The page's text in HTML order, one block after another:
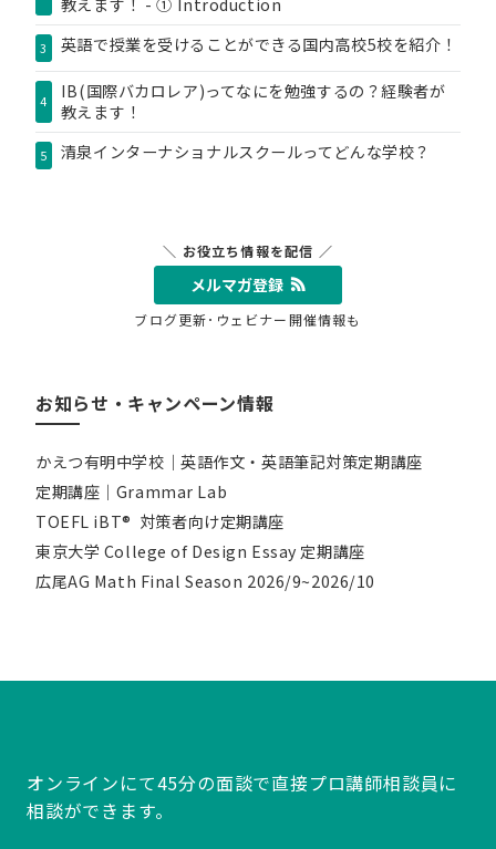
3 英語で授業を受けることができる国内高校5校を紹介！
4
IB(国際バカロレア)ってなにを勉強するの？経験者が
教えます！
5 清泉インターナショナルスクールってどんな学校？
＼ お役立ち情報を配信 ／
メルマガ登録
ブログ更新･ウェビナー開催情報も
お知らせ・キャンペーン情報
かえつ有明中学校｜英語作文・英語筆記対策定期講座
定期講座｜Grammar Lab
TOEFL iBT® 対策者向け定期講座
東京大学 College of Design Essay 定期講座
広尾AG Math Final Season 2026/9~2026/10
オンラインにて45分の面談で直接プロ講師相談員に
相談ができます。